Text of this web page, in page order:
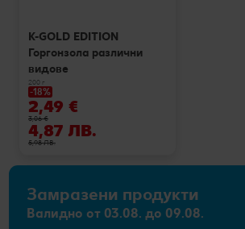
K-GOLD EDITION
Горгонзола различни
видове
200 г
-18%
2,49 €
3,06 €
4,87 ЛВ.
5,98 ЛВ.
Замразени продукти
Валидно от 03.08. до 09.08.